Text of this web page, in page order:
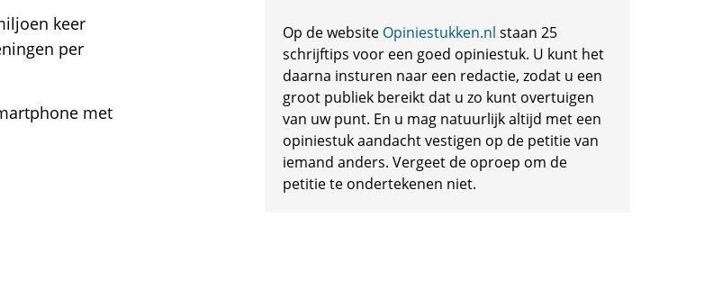
keer
per
met
Op de website Opiniestukken.nl staan 25
schrijftips voor een goed opiniestuk. U kunt het
daarna insturen naar een redactie, zodat u een
groot publiek bereikt dat u zo kunt overtuigen
van uw punt. En u mag natuurlijk altijd met een
opiniestuk aandacht vestigen op de petitie van
iemand anders. Vergeet de oproep om de
petitie te ondertekenen niet.